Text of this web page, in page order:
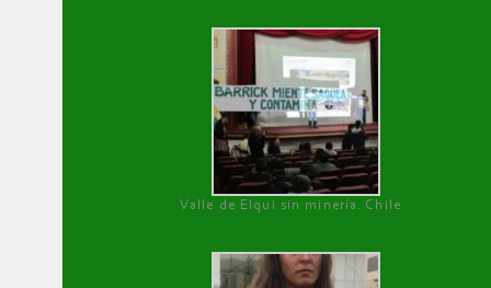
Valle de Elqui sin minería. Chile